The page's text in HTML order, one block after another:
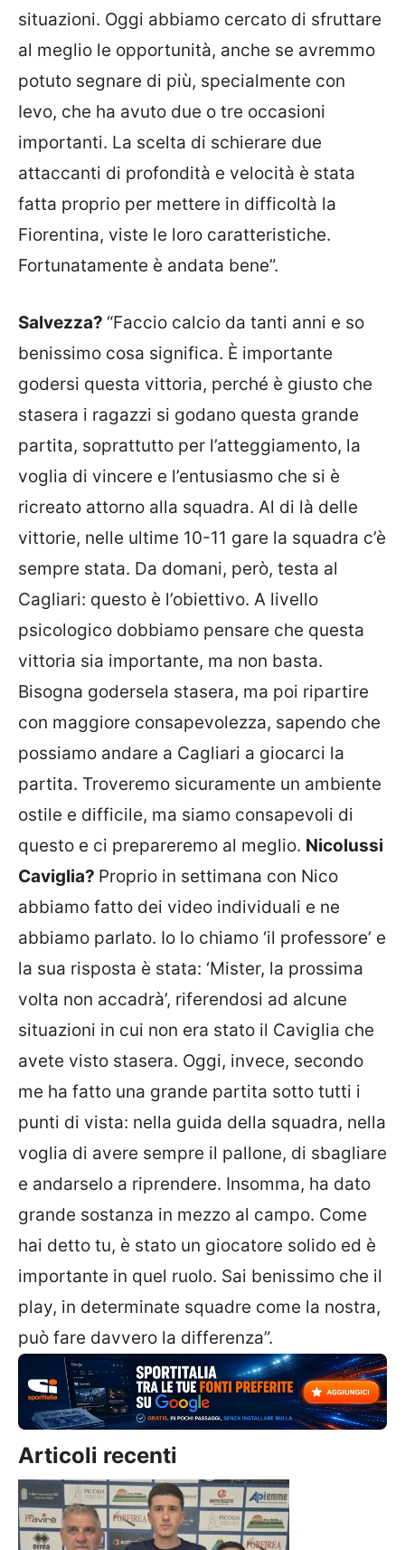
situazioni. Oggi abbiamo cercato di sfruttare
al meglio le opportunità, anche se avremmo
potuto segnare di più, specialmente con
Ievo, che ha avuto due o tre occasioni
importanti. La scelta di schierare due
attaccanti di profondità e velocità è stata
fatta proprio per mettere in difficoltà la
Fiorentina, viste le loro caratteristiche.
Fortunatamente è andata bene”.
Salvezza? “Faccio calcio da tanti anni e so
benissimo cosa significa. È importante
godersi questa vittoria, perché è giusto che
stasera i ragazzi si godano questa grande
partita, soprattutto per l’atteggiamento, la
voglia di vincere e l’entusiasmo che si è
ricreato attorno alla squadra. Al di là delle
vittorie, nelle ultime 10-11 gare la squadra c’è
sempre stata. Da domani, però, testa al
Cagliari: questo è l’obiettivo. A livello
psicologico dobbiamo pensare che questa
vittoria sia importante, ma non basta.
Bisogna godersela stasera, ma poi ripartire
con maggiore consapevolezza, sapendo che
possiamo andare a Cagliari a giocarci la
partita. Troveremo sicuramente un ambiente
ostile e difficile, ma siamo consapevoli di
questo e ci prepareremo al meglio. Nicolussi
Caviglia? Proprio in settimana con Nico
abbiamo fatto dei video individuali e ne
abbiamo parlato. Io lo chiamo ‘il professore’ e
la sua risposta è stata: ‘Mister, la prossima
volta non accadrà’, riferendosi ad alcune
situazioni in cui non era stato il Caviglia che
avete visto stasera. Oggi, invece, secondo
me ha fatto una grande partita sotto tutti i
punti di vista: nella guida della squadra, nella
voglia di avere sempre il pallone, di sbagliare
e andarselo a riprendere. Insomma, ha dato
grande sostanza in mezzo al campo. Come
hai detto tu, è stato un giocatore solido ed è
importante in quel ruolo. Sai benissimo che il
play, in determinate squadre come la nostra,
può fare davvero la differenza”.
Articoli recenti